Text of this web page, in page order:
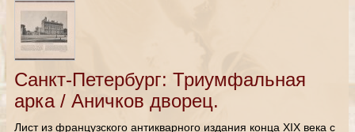
Санкт-Петербург: Триумфальная
арка / Аничков дворец.
Лист из французского антикварного издания конца XIX века с